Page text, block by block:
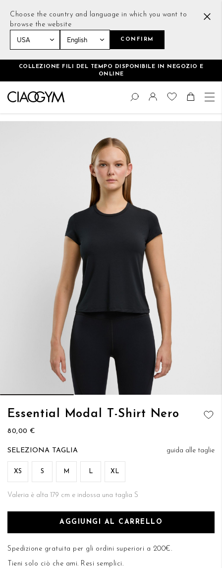
Choose the country and language in which you want to
browse the website
CONFIRM
COLLEZIONE FILI DEL TEMPO DISPONIBILE IN NEGOZIO E
ONLINE
Salta
contenuto
Cambia
Cerca
Essential Modal T-Shirt Nero
80,00 €
guida alle taglie
TAGLIA
XS S M L XL
Valeria è alta 179 cm e indossa una taglia S
AGGIUNGI AL CARRELLO
Spedizione gratuita per gli ordini superiori a 200€.
Tieni solo ciò che ami. Resi semplici.
Vai
della
immagini